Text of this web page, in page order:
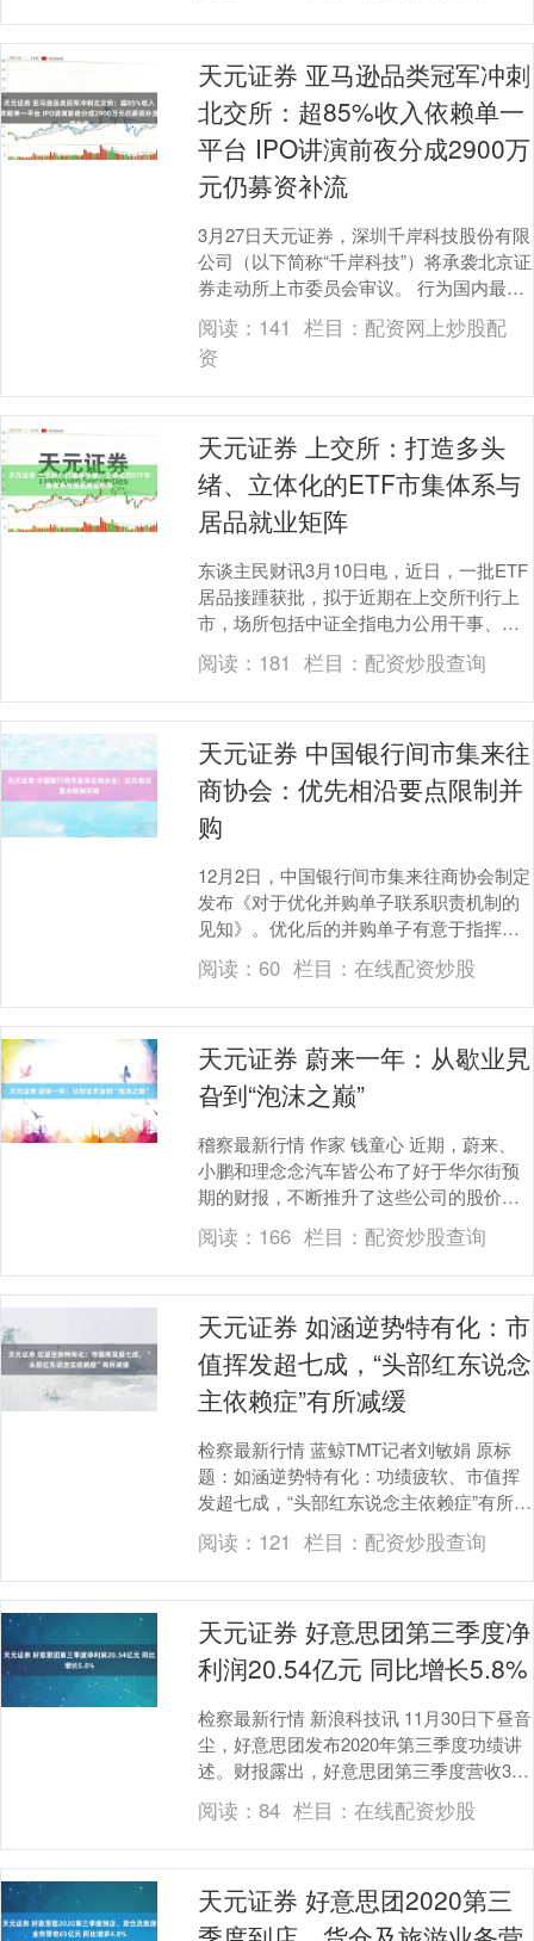
天元证券 亚马逊品类冠军冲刺
北交所：超85%收入依赖单一
平台 IPO讲演前夜分成2900万
元仍募资补流
3月27日天元证券，深圳千岸科技股份有限
公司（以下简称“千岸科技”）将承袭北京证
券走动所上市委员会审议。 行为国内最早
一批亚马逊卖家，千岸科技依靠Ohuhu马
克....
阅读： 141 栏目： 配资网上炒股配
资
天元证券 上交所：打造多头
绪、立体化的ETF市集体系与
居品就业矩阵
东谈主民财讯3月10日电，近日，一批ETF
居品接踵获批，拟于近期在上交所刊行上
市，场所包括中证全指电力公用干事、中
证全指家用电器、中证工业互联网等主
题，瞻望将进....
阅读： 181 栏目： 配资炒股查询
天元证券 中国银行间市集来往
商协会：优先相沿要点限制并
购
12月2日，中国银行间市集来往商协会制定
发布《对于优化并购单子联系职责机制的
见知》。优化后的并购单子有意于指挥资
金精确相沿企业并购重组，擢升银行间债
券市集服求实....
阅读：60 栏目： 在线配资炒股
天元证券 蔚来一年：从歇业旯
旮到“泡沫之巅”
稽察最新行情 作家 钱童心 近期，蔚来、
小鹏和理念念汽车皆公布了好于华尔街预
期的财报，不断推升了这些公司的股价。
蔚来汽车畴昔一年从歇业的旯旮又重回“泡
沫之巅”，....
阅读： 166 栏目： 配资炒股查询
天元证券 如涵逆势特有化：市
值挥发超七成，“头部红东说念
主依赖症”有所减缓
检察最新行情 蓝鲸TMT记者刘敏娟 原标
题：如涵逆势特有化：功绩疲软、市值挥
发超七成，“头部红东说念主依赖症”有所减
缓 在直播电商全面爆发之际，如涵控股行
为国内....
阅读： 121 栏目： 配资炒股查询
天元证券 好意思团第三季度净
利润20.54亿元 同比增长5.8%
检察最新行情 新浪科技讯 11月30日下昼音
尘，好意思团发布2020年第三季度功绩讲
述。财报露出，好意思团第三季度营收354
亿元，同比增长28.8%。经换取净利....
阅读：84 栏目： 在线配资炒股
天元证券 好意思团2020第三